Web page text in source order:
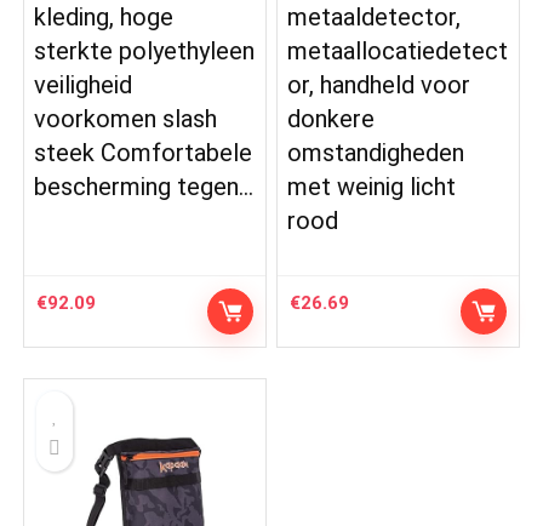
kleding, hoge
sterkte polyethyleen
veiligheid
voorkomen slash
steek Comfortabele
bescherming tegen…
€92.09
metaaldetector,
metaallocatiedetect
or, handheld voor
donkere
omstandigheden
met weinig licht
rood
€26.69